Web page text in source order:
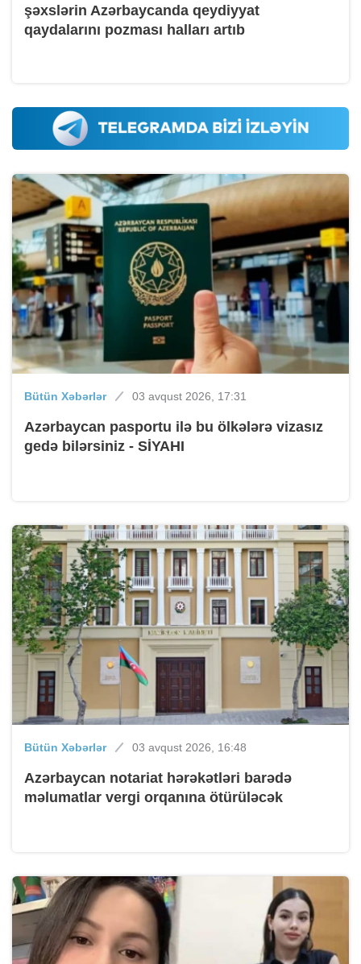
şəxslərin Azərbaycanda qeydiyyat
qaydalarını pozması halları artıb
Bütün Xəbərlər 03 avqust 2026, 17:31
Azərbaycan pasportu ilə bu ölkələrə vizasız
gedə bilərsiniz - SİYAHI
Bütün Xəbərlər 03 avqust 2026, 16:48
Azərbaycan notariat hərəkətləri barədə
məlumatlar vergi orqanına ötürüləcək